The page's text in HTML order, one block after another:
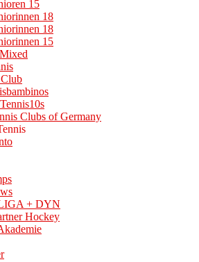
15
18
18
15
Clubs of Germany
+ DYN
Hockey